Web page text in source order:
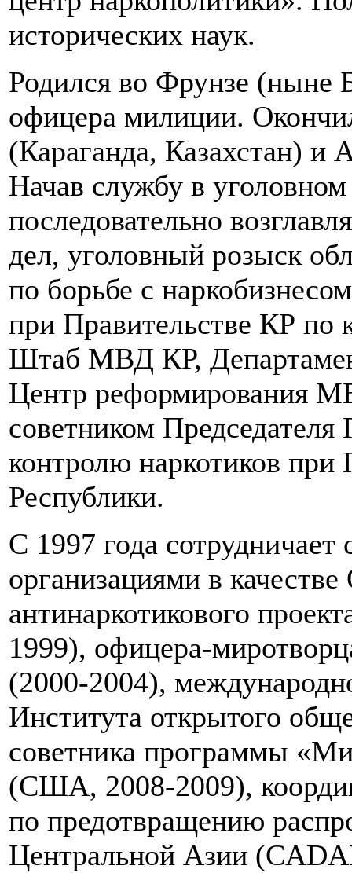
исторических наук.
Родился во Фрунзе (ныне
офицера милиции.
(Караганда, Казахстан)
Начав службу в
последовательно
дел, уголовный розыск
по борьбе с
при Правительстве КР по
Штаб МВД КР,
Центр реформирования
советником
контролю наркотиков при
Республики.
С 1997 года
организациями в
антинаркотикового
1999), офицера-
(2000-2004),
Института открытого
советника программы
(США, 2008-2009),
по предотвращению
Центральной Азии